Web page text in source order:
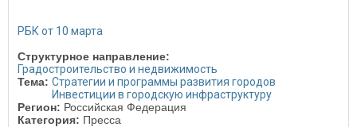
РБК от 10 марта
Структурное направление:
Градостроительство и недвижимость
Тема: Стратегии и программы развития городов
Инвестиции в городскую инфраструктуру
Регион: Российская Федерация
Категория: Пресса